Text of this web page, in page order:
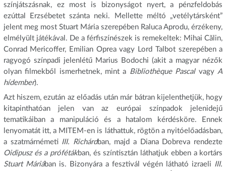
színjátszásnak, ez most is bizonyságot nyert, a pénzfeldobás
ezúttal Erzsébetet szánta neki. Mellette méltó „vetélytársként”
jelent meg most Stuart Mária szerepében Raluca Aprodu, érzékeny,
elmélyült játékával. De a férfiszínészek is remekeltek: Mihai Călin,
Conrad Mericoffer, Emilian Oprea vagy Lord Talbot szerepében a
ragyogó színpadi jelenlétű Marius Bodochi (akit a magyar nézők
olyan filmekből ismerhetnek, mint a Bibliothèque Pascalvagy A
hídember).
Azt hiszem, ezután az előadás után már bátran kijelenthetjük, hogy
kitapinthatóan jelen van az európai színpadok jelenidejű
tematikáiban a manipuláció és a hatalom kérdésköre. Ennek
lenyomatát itt, a MITEM-en is láthattuk, rögtön a nyitóelőadásban,
a szatmárnémeti III. Richárdban, majd a Diana Dobreva rendezte
Oidipusz és a prófétákban, és színtisztán láthatjuk ebben a kortárs
Stuart Máriában is. Bizonyára a fesztivál végén látható izraeli III.